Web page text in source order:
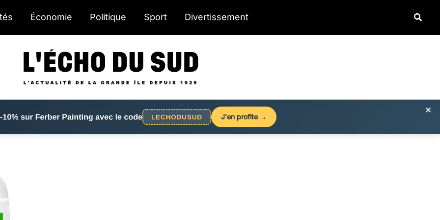
Économie Politique Sport Divertissement
×
J'en profite →